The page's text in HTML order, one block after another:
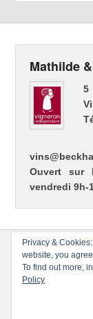
Mathilde
5
Ouvert sur
vendredi 9h-
Privacy &
website, you
To find out more,
Policy